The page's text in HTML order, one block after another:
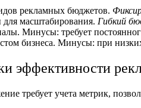
рекламных бюджетов.
масштабирования. Гибкий
Минусы: требует
бизнеса. Минусы: при
эффективности
требует учета метрик,